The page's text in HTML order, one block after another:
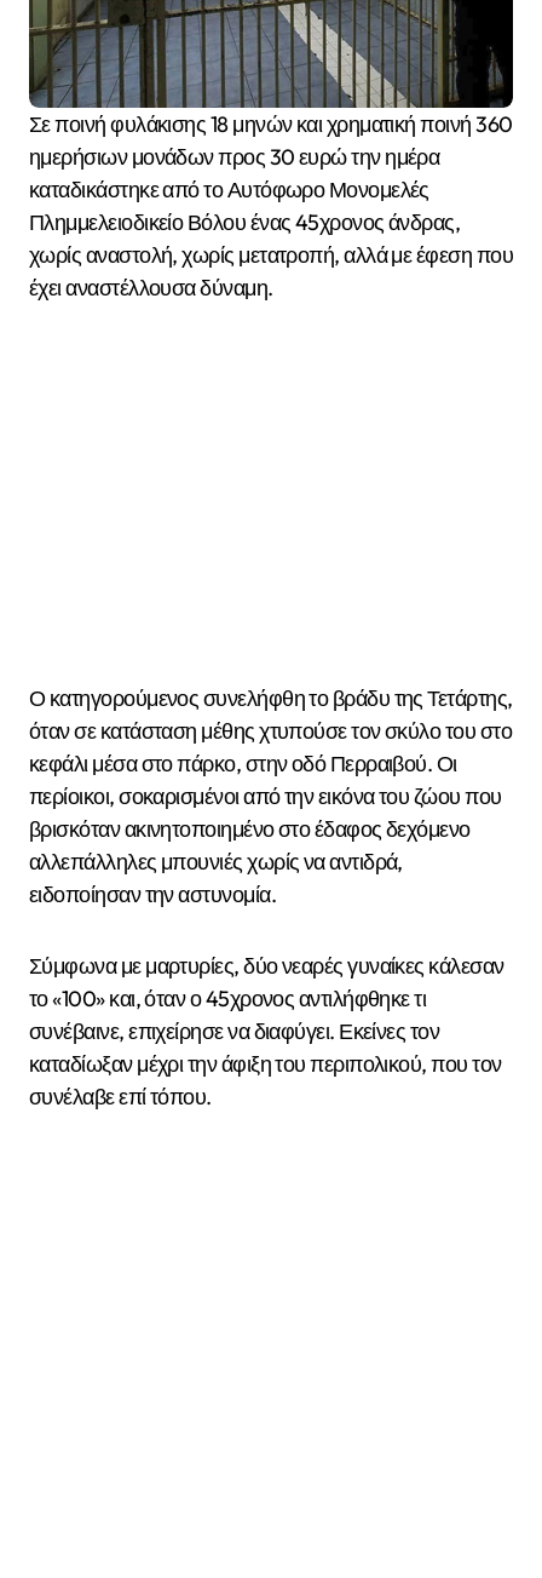
Σε ποινή φυλάκισης 18 μηνών και χρηματική ποινή 360
ημερήσιων μονάδων προς 30 ευρώ την ημέρα
καταδικάστηκε από το Αυτόφωρο Μονομελές
Πλημμελειοδικείο Βόλου ένας 45χρονος άνδρας,
χωρίς αναστολή, χωρίς μετατροπή, αλλά με έφεση που
έχει αναστέλλουσα δύναμη.
Ο κατηγορούμενος συνελήφθη το βράδυ της Τετάρτης,
όταν σε κατάσταση μέθης χτυπούσε τον σκύλο του στο
κεφάλι μέσα στο πάρκο, στην οδό Περραιβού. Οι
περίοικοι, σοκαρισμένοι από την εικόνα του ζώου που
βρισκόταν ακινητοποιημένο στο έδαφος δεχόμενο
αλλεπάλληλες μπουνιές χωρίς να αντιδρά,
ειδοποίησαν την αστυνομία.
Σύμφωνα με μαρτυρίες, δύο νεαρές γυναίκες κάλεσαν
το «100» και, όταν ο 45χρονος αντιλήφθηκε τι
συνέβαινε, επιχείρησε να διαφύγει. Εκείνες τον
καταδίωξαν μέχρι την άφιξη του περιπολικού, που τον
συνέλαβε επί τόπου.